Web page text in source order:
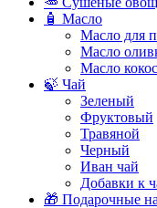
🧴 Масло
Масло для
Масло
Масло
🍃 Чай
Зеленый
Фруктовый
Травяной
Черный
Иван чай
Добавки к
🎁 Подарочные